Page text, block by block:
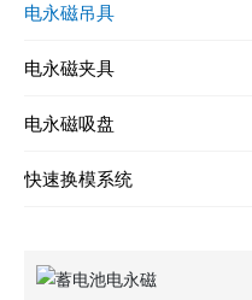
电永磁吊具
电永磁夹具
电永磁吸盘
快速换模系统